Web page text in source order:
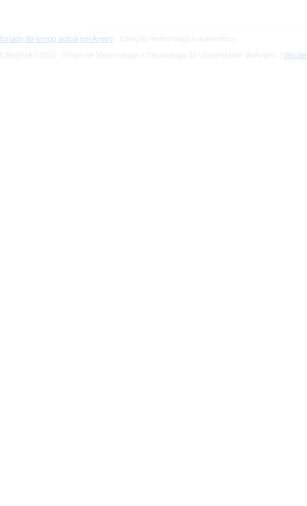
Estado do tempo actual em Aveiro - Estação meteorológica automática
CliM@UA ©2010 - Grupo de Meteorologia e Climatologia da Universidade de Aveiro |